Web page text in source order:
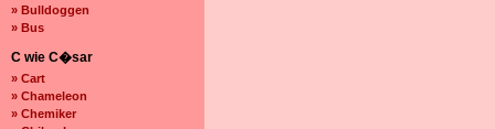
» Bulldoggen
» Bus
C wie C�sar
» Cart
» Chameleon
» Chemiker